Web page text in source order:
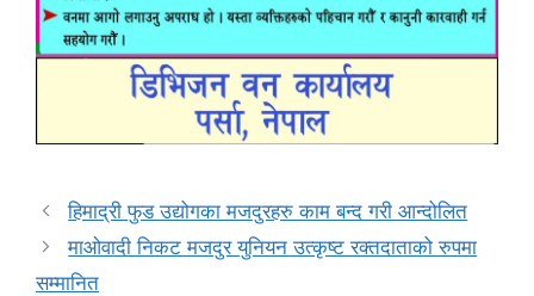
हिमाद्री फुड उद्योगका मजदुरहरु काम बन्द गरी आन्दोलित
माओवादी निकट मजदुर युनियन उत्कृष्ट रक्तदाताको रुपमा
सम्मानित